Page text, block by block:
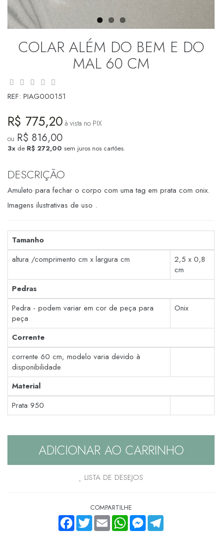
COLAR ALÉM DO BEM E DO
MAL 60 CM
REF: PIAG000151
R$ 775,20 à vista no PIX
ou R$ 816,00
3x de R$ 272,00 sem juros nos cartões.
DESCRIÇÃO
Amuleto para fechar o corpo com uma tag em prata com onix.
Imagens ilustrativas de uso .
Tamanho
altura /comprimento cm x largura cm
2,5 x 0,8
cm
Pedras
Pedra - podem variar em cor de peça para
peça
Onix
Corrente
corrente 60 cm, modelo varia devido à
disponibilidade
Material
Prata 950
ADICIONAR AO CARRINHO
LISTA DE DESEJOS
COMPARTILHE
FACEBOOKTWITTEREMAIL WHATSAPPMESSENGER
TELEGRAM